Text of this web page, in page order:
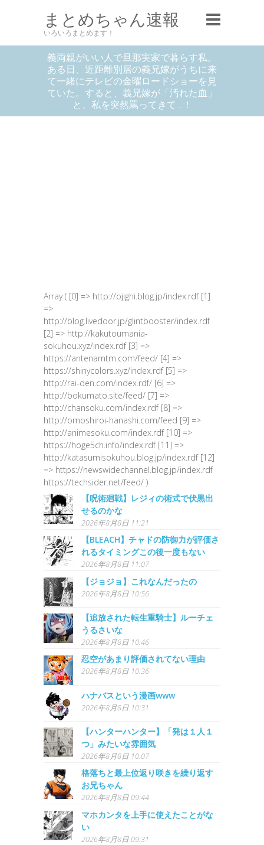
まとめちゃん速報
いろいろまとめます！
義両親がいい人で旦那実家で暮らす私。
ある日、近距離別居の義兄嫁がうちに来
て一緒にテレビの金曜ロードショーを見
ていた。すると、義兄嫁が「汚れた血」
と、私を突然罵ってきて…！
Array ( [0] => http://ojighi.blog.jp/index.rdf [1]
=>
http://blog.livedoor.jp/glintbooster/index.rdf
[2] => http://kakutoumania-
sokuhou.xyz/index.rdf [3] =>
https://antenamtm.com/feed/ [4] =>
https://shinycolors.xyz/index.rdf [5] =>
http://rai-den.com/index.rdf/ [6] =>
http://bokumato.site/feed/ [7] =>
http://chansoku.com/index.rdf [8] =>
http://omoshiroi-hanashi.com/feed [9] =>
http://animesoku.com/index.rdf [10] =>
https://hoge5ch.info/index.rdf [11] =>
http://katasumisokuhou.blog.jp/index.rdf [12]
=> https://newswidechannel.blog.jp/index.rdf
https://techsider.net/feed/ )
【呪術廻戦】レジィの術式で伏黒出
せるのかな
2026年8月8日 11:21
【BLEACH】チャドの防御力が評価さ
れるタイミングこの後一度もない
2026年8月8日 11:07
【ジョジョ】これなんだったの
2026年8月8日 10:56
【追放された転生重騎士】ルーチェ
うるさいな
2026年8月8日 10:46
忍空があまり評価されてない理由
2026年8月8日 10:36
ハナバスという漫画www
2026年8月8日 10:31
【ハンターハンター】「発は１人１
つ」みたいな雰囲気
2026年8月8日 10:07
格落ちと最上位返り咲きを繰り返す
お兄ちゃん
2026年8月8日 09:44
マホカンタを上手に使えたことがな
い
2026年8月8日 09:31